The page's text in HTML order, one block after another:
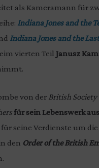
als Kameramann für
Indiana Jones and the
Indiana Jones and the
vierten Teil Janusz
von der British Society
für sein Lebenswerk
seine Verdienste um die
den Order of the British